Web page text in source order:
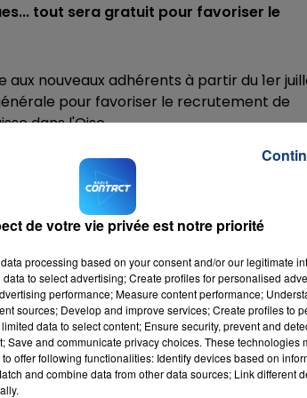
tout sera gratuit pour favoriser le
nouveaux adhérents à partir du 1er
pour favoriser le recrutement de
dans l'Oise.
et résidant dans le département : Frais
de Haute-Vienne en 2013. Une opération
entre 2012 et 2013
CONTACT
de votre vie privée est notre priorité
processing based on your consent and/or our legitimate
to select advertising; Create profiles for personalised
performance; Measure content performance;
sources; Develop and improve services; Create profiles to
data to select content; Ensure security, prevent and
Save and communicate privacy choices. These technologies
offer following functionalities: Identify devices based on
and combine data from other data sources; Link different